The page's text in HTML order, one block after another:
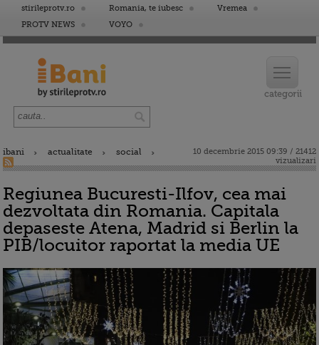
stirileprotv.ro Romania, te iubesc
Vremea
PROTV NEWS
VOYO
ibani actualitate social
10 decembrie 2015 09:39 / 21412
vizualizari
Regiunea Bucuresti-Ilfov, cea mai
dezvoltata din Romania. Capitala
depaseste Atena, Madrid si Berlin la
PIB/locuitor raportat la media UE